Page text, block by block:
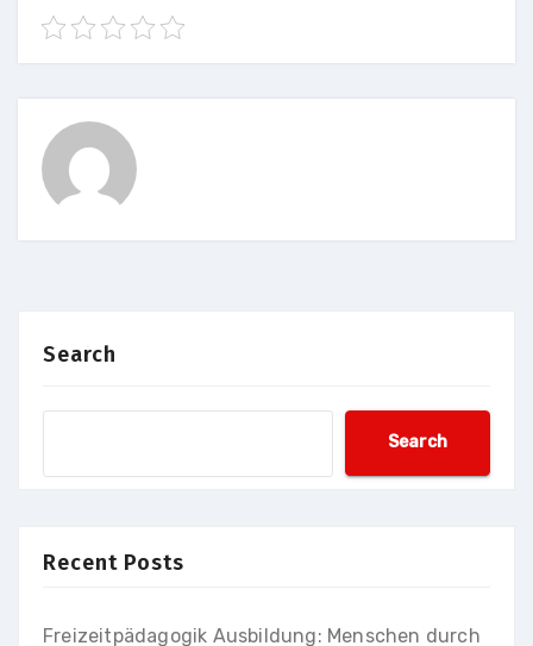
Search
Search
Recent Posts
Freizeitpädagogik Ausbildung: Menschen durch